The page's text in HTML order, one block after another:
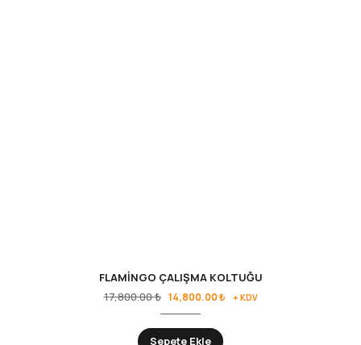
FLAMİNGO ÇALIŞMA KOLTUĞU
17,800.00₺ 14,800.00₺ + KDV
Sepete Ekle